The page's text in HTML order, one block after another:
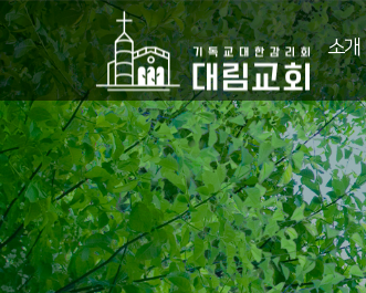
소개